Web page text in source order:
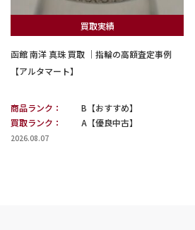
買取実績
函館 南洋 真珠 買取 ｜指輪の高額査定事例
【アルタマート】
商品ランク：
B【おすすめ】
買取ランク：
A【優良中古】
2026.08.07